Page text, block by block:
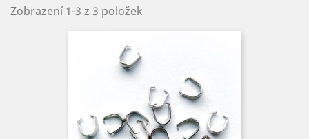
Zobrazení 1-3 z 3 položek